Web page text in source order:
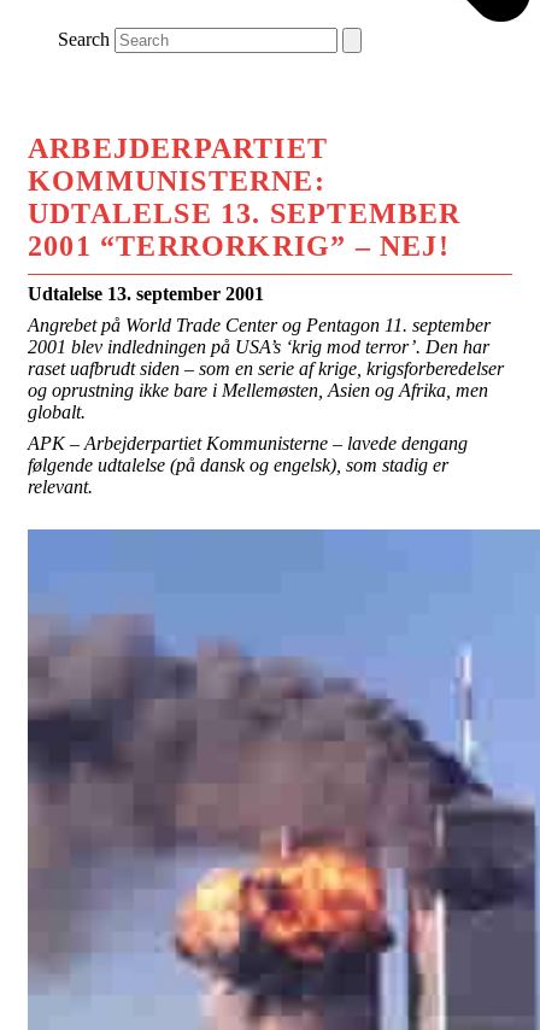
Search
ARBEJDERPARTIET
KOMMUNISTERNE:
UDTALELSE 13. SEPTEMBER
2001 “TERRORKRIG” – NEJ!
Udtalelse 13. september 2001
Angrebet på World Trade Center og Pentagon 11. september
2001 blev indledningen på USA’s ‘krig mod terror’. Den har
raset uafbrudt siden – som en serie af krige, krigsforberedelser
og oprustning ikke bare i Mellemøsten, Asien og Afrika, men
globalt.
APK – Arbejderpartiet Kommunisterne – lavede dengang
følgende udtalelse (på dansk og engelsk), som stadig er
relevant.